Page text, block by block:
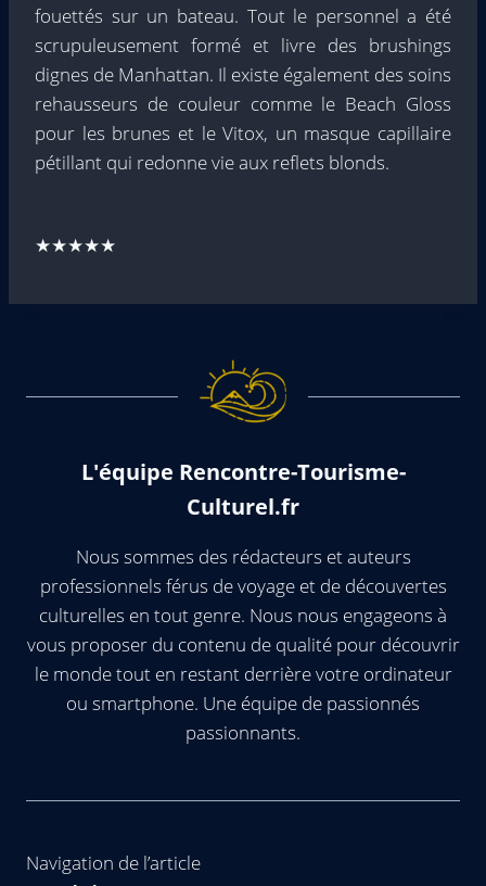
fouettés sur un bateau. Tout le personnel a été
scrupuleusement formé et livre des brushings
dignes de Manhattan. Il existe également des soins
rehausseurs de couleur comme le Beach Gloss
pour les brunes et le Vitox, un masque capillaire
pétillant qui redonne vie aux reflets blonds.
★★★★★
L'équipe Rencontre-Tourisme-
Culturel.fr
Nous sommes des rédacteurs et auteurs
professionnels férus de voyage et de découvertes
culturelles en tout genre. Nous nous engageons à
vous proposer du contenu de qualité pour découvrir
le monde tout en restant derrière votre ordinateur
ou smartphone. Une équipe de passionnés
passionnants.
Navigation de l’article